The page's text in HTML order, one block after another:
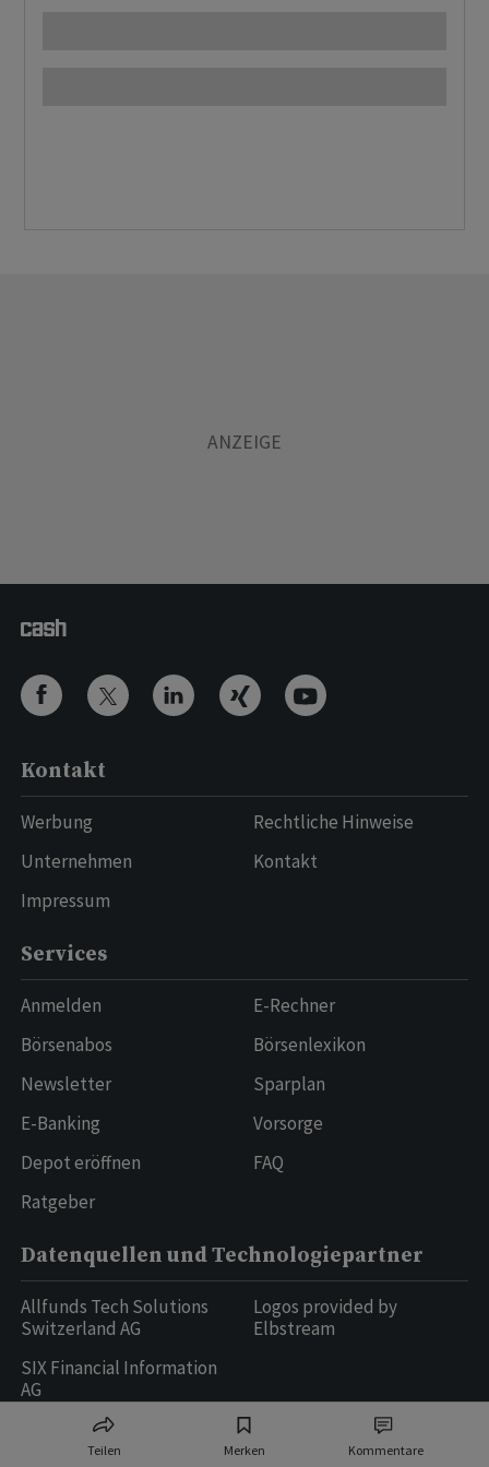
Teilen Merken Kommentare
Kontakt
Werbung
Unternehmen
Impressum
Rechtliche Hinweise
Kontakt
Services
Anmelden
Börsenabos
Newsletter
E-Banking
Depot eröffnen
Ratgeber
E-Rechner
Börsenlexikon
Sparplan
Vorsorge
FAQ
Datenquellen und Technologiepartner
Allfunds Tech Solutions
Switzerland AG
SIX Financial Information
AG
Logos provided by
Elbstream